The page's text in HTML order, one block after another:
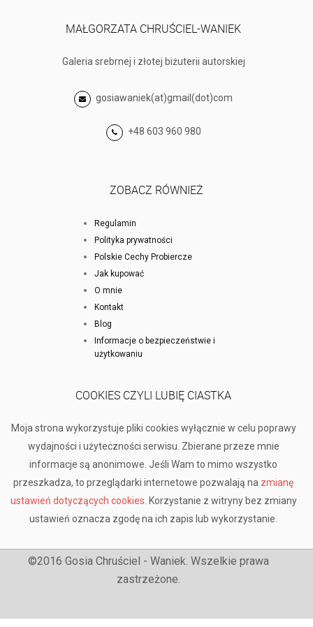
MAŁGORZATA CHRUŚCIEL-WANIEK
Galeria srebrnej i złotej biżuterii autorskiej
gosiawaniek(at)gmail(dot)com
+48 603 960 980
ZOBACZ RÓWNIEŻ
Regulamin
Polityka prywatności
Polskie Cechy Probiercze
Jak kupować
O mnie
Kontakt
Blog
Informacje o bezpieczeństwie i
użytkowaniu
COOKIES CZYLI LUBIĘ CIASTKA
Moja strona wykorzystuje pliki cookies wyłącznie w celu poprawy
wydajności i użyteczności serwisu. Zbierane przeze mnie
informacje są anonimowe. Jeśli Wam to mimo wszystko
przeszkadza, to przeglądarki internetowe pozwalają na zmianę
ustawień dotyczących cookies . Korzystanie z witryny bez zmiany
ustawień oznacza zgodę na ich zapis lub wykorzystanie.
©2016 Gosia Chruściel - Waniek. Wszelkie prawa
zastrzeżone.